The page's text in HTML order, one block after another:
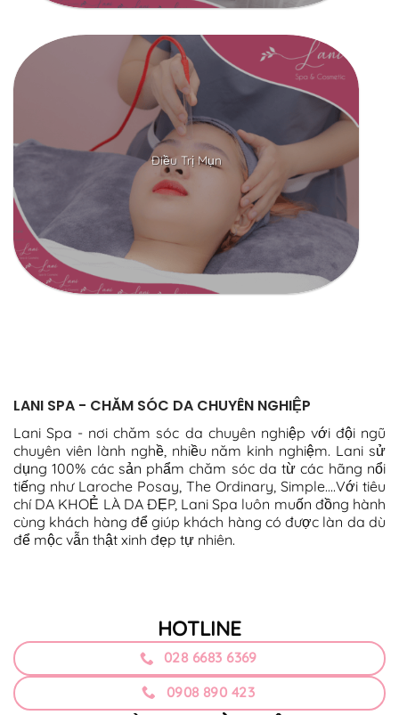
Điều Trị Mụn
LANI SPA - CHĂM SÓC DA CHUYÊN NGHIỆP
Lani Spa - nơi chăm sóc da chuyên nghiệp với đội ngũ
chuyên viên lành nghề, nhiều năm kinh nghiệm. Lani sử
dụng 100% các sản phẩm chăm sóc da từ các hãng nổi
tiếng như Laroche Posay, The Ordinary, Simple....Với tiêu
chí DA KHOẺ LÀ DA ĐẸP, Lani Spa luôn muốn đồng hành
cùng khách hàng để giúp khách hàng có được làn da dù
để mộc vẫn thật xinh đẹp tự nhiên.
HOTLINE
028 6683 6369
0908 890 423